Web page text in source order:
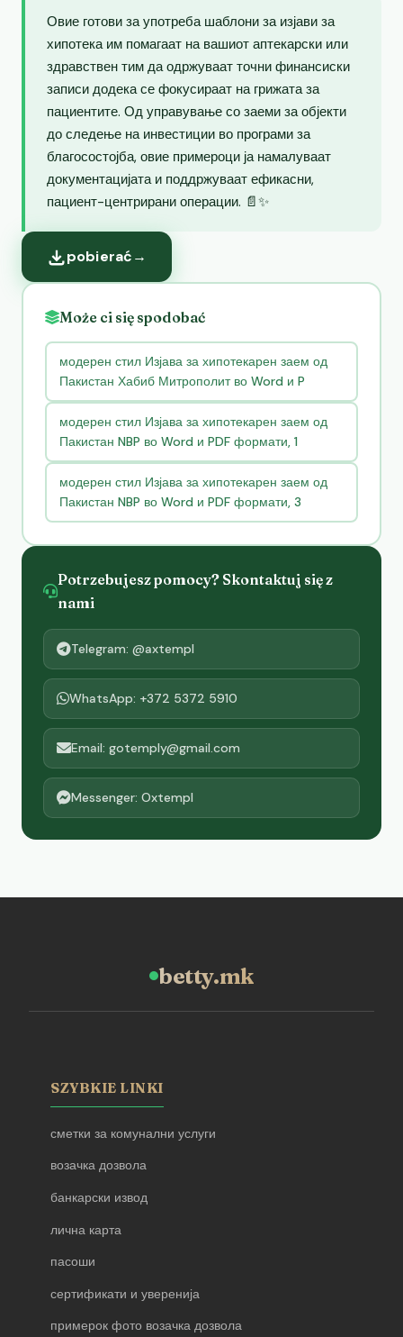
Овие готови за употреба шаблони за изјави за
хипотека им помагаат на вашиот аптекарски или
здравствен тим да одржуваат точни финансиски
записи додека се фокусираат на грижата за
пациентите. Од управување со заеми за објекти
до следење на инвестиции во програми за
благосостојба, овие примероци ја намалуваат
документацијата и поддржуваат ефикасни,
пациент-центрирани операции. 📄✨
pobierać→
Może ci się spodobać
модерен стил Изјава за хипотекарен заем од
Пакистан Хабиб Митрополит во Word и P
модерен стил Изјава за хипотекарен заем од
Пакистан NBP во Word и PDF формати, 1
модерен стил Изјава за хипотекарен заем од
Пакистан NBP во Word и PDF формати, 3
Potrzebujesz pomocy? Skontaktuj się z
nami
Telegram: @axtempl
WhatsApp: +372 5372 5910
Email: gotemply@gmail.com
Messenger: Oxtempl
betty.mk
SZYBKIE LINKI
сметки за комунални услуги
возачка дозвола
банкарски извод
лична карта
пасоши
сертификати и уверенија
примерок фото возачка дозвола